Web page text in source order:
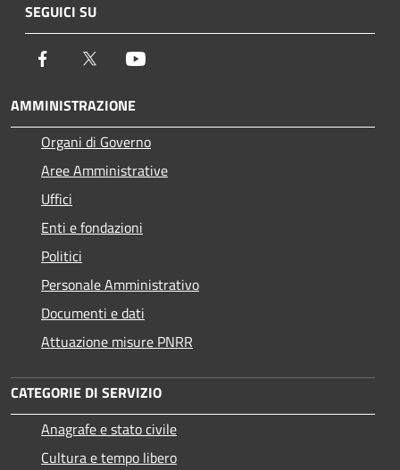
SEGUICI SU
Facebook Twitter
AMMINISTRAZIONE
Organi di Governo
Aree Amministrative
Uffici
Enti e fondazioni
Politici
Personale Amministrativo
Documenti e dati
Attuazione misure PNRR
CATEGORIE DI SERVIZIO
Anagrafe e stato civile
Cultura e tempo libero